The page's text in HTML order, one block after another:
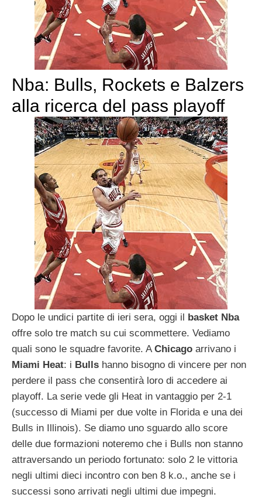
Nba: Bulls, Rockets e Balzers
alla ricerca del pass playoff
Dopo le undici partite di ieri sera, oggi il basket Nba
offre solo tre match su cui scommettere. Vediamo
quali sono le squadre favorite. AChicago arrivano i
Miami Heat: i Bulls hanno bisogno di vincere per non
perdere il pass che consentirà loro di accedere ai
playoff. La serie vede gli Heat in vantaggio per 2-1
(successo di Miami per due volte in Florida e una dei
Bulls in Illinois). Se diamo uno sguardo allo score
delle due formazioni noteremo che i Bulls non stanno
attraversando un periodo fortunato: solo 2 le vittoria
negli ultimi dieci incontro con ben 8 k.o., anche se i
successi sono arrivati negli ultimi due impegni.